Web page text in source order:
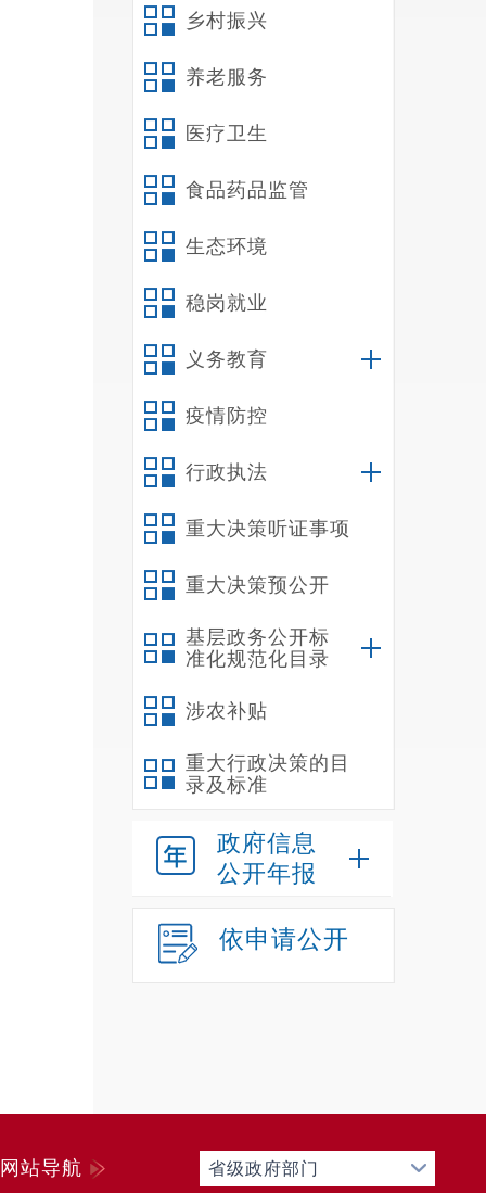
乡村振兴
养老服务
医疗卫生
食品药品监管
生态环境
稳岗就业
义务教育
疫情防控
行政执法
重大决策听证事项
重大决策预公开
基层政务公开标
准化规范化目录
涉农补贴
重大行政决策的目
录及标准
政府信息
公开年报
依申请公开
网站导航 省级政府部门